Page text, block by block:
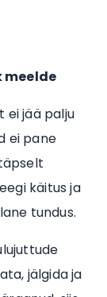
meelde
ei jää palju
ei pane
käitus ja
tundus.
jälgida ja